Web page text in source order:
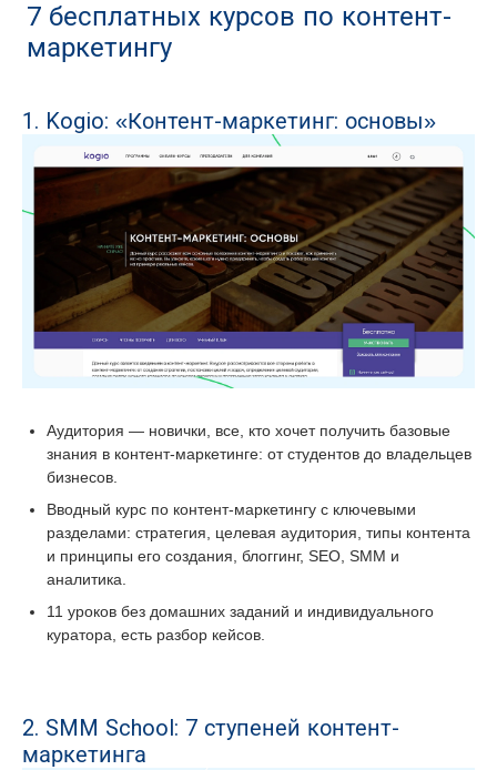
7 бесплатных курсов по контент-
маркетингу
1. Kogio: «Контент-маркетинг: основы»
Аудитория — новички, все, кто хочет получить базовые
знания в контент-маркетинге: от студентов до владельцев
бизнесов.
Вводный курс по контент-маркетингу с ключевыми
разделами: стратегия, целевая аудитория, типы контента
и принципы его создания, блоггинг, SEO, SMM и
аналитика.
11 уроков без домашних заданий и индивидуального
куратора, есть разбор кейсов.
2. SMM School: 7 ступеней контент-
маркетинга